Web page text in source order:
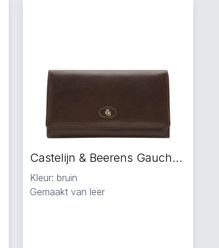
Castelijn & Beerens Gaucho portemonnee bruin
Kleur: bruin
Gemaakt van leer